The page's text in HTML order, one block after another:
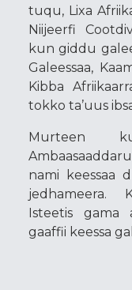
tuqu, Lixa
Niijeerfi
kun giddu
Galeessaa,
Kibba
tokko ta’uus
Murteen
nami keessaa
jedhameera.
Isteetis gama
gaaffii keessa